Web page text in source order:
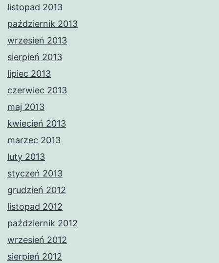
listopad 2013
październik 2013
wrzesień 2013
sierpień 2013
lipiec 2013
czerwiec 2013
maj 2013
kwiecień 2013
marzec 2013
luty 2013
styczeń 2013
grudzień 2012
listopad 2012
październik 2012
wrzesień 2012
sierpień 2012